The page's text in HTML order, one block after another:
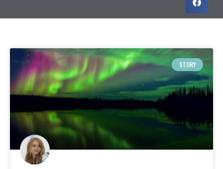
STORY